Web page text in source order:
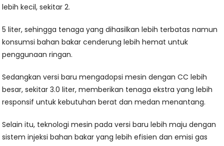
lebih kecil, sekitar 2.
5 liter, sehingga tenaga yang dihasilkan lebih terbatas namun
konsumsi bahan bakar cenderung lebih hemat untuk
penggunaan ringan.
Sedangkan versi baru mengadopsi mesin dengan CC lebih
besar, sekitar 3.0 liter, memberikan tenaga ekstra yang lebih
responsif untuk kebutuhan berat dan medan menantang.
Selain itu, teknologi mesin pada versi baru lebih maju dengan
sistem injeksi bahan bakar yang lebih efisien dan emisi gas